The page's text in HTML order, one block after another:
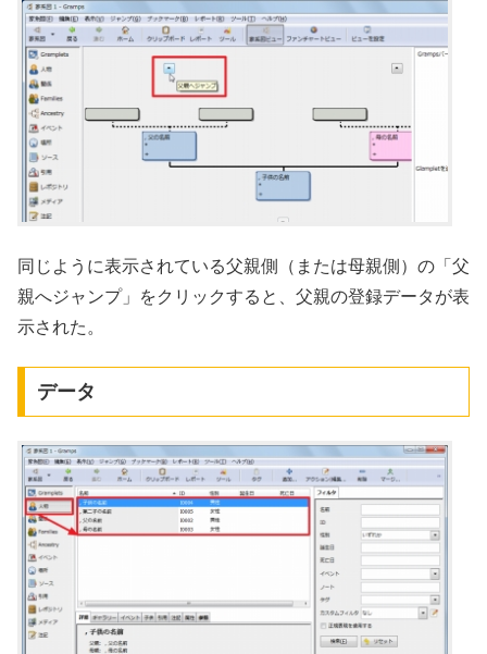
同じように表示されている父親側（または母親側）の「父
親へジャンプ」をクリックすると、父親の登録データが表
示された。
データ